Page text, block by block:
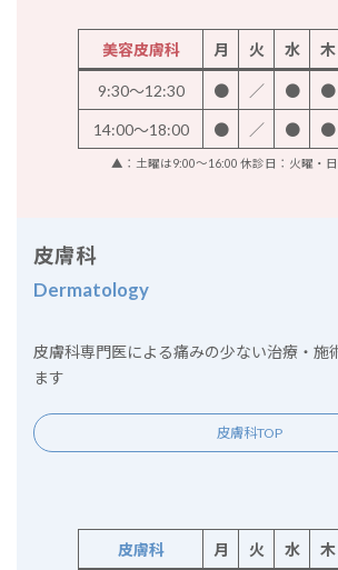
美容皮膚科 月 火 水 木
9:30～12:30 ● ／ ● ●
14:00～18:00 ● ／ ● ●
▲：土曜は9:00～16:00 休診日：火曜・日
皮膚科
Dermatology
皮膚科専門医による痛みの少ない治療・施
ます
皮膚科TOP
皮膚科 月 火 水 木